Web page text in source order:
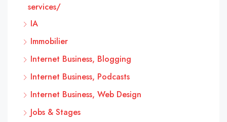
services/
IA
Immobilier
Internet Business, Blogging
Internet Business, Podcasts
Internet Business, Web Design
Jobs & Stages